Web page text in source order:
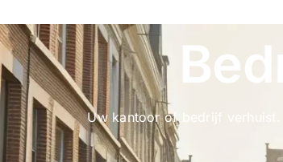
Uw kantoor of bedrijf